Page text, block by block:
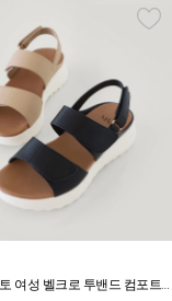
마쯔 by 엘칸토 여성 벨크로 투밴드 컴포트 샌들 4cm LCWW47M626